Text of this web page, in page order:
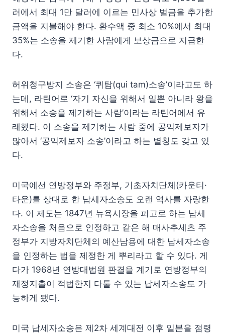
러에서 최대 1만 달러에 이르는 민사상 벌금을 추가한
금액을 지불해야 한다. 환수액 중 최소 10%에서 최대
35%는 소송을 제기한 사람에게 보상금으로 지급한
다.
허위청구방지 소송은 ‘퀴탐(qui tam)소송’이라고도 하
는데, 라틴어로 ‘자기 자신을 위해서 일뿐 아니라 왕을
위해서 소송을 제기하는 사람’이라는 라틴어에서 유
래했다. 이 소송을 제기하는 사람 중에 공익제보자가
많아서 ‘공익제보자 소송’이라고 하는 별칭도 갖고 있
다.
미국에선 연방정부와 주정부, 기초자치단체(카운티·
타운)를 상대로 한 납세자소송도 오랜 역사를 자랑한
다. 이 제도는 1847년 뉴욕시장을 피고로 하는 납세
자소송을 처음으로 인정하고 같은 해 매사추세츠 주
정부가 지방자치단체의 예산남용에 대한 납세자소송
을 인정하는 법을 제정한 게 뿌리라고 할 수 있다. 게
다가 1968년 연방대법원 판결을 계기로 연방정부의
재정지출이 적법한지 다툴 수 있는 납세자소송도 가
능하게 됐다.
미국 납세자소송은 제2차 세계대전 이후 일본을 점령